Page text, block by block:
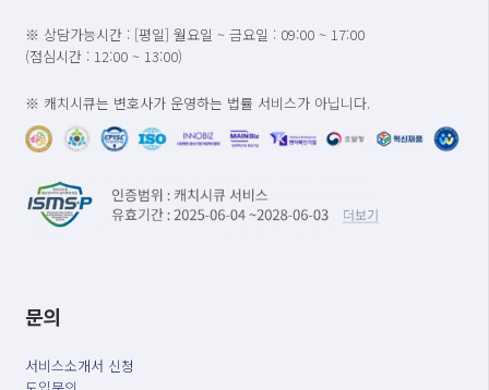
※ 상담가능시간 : [평일] 월요일 ~ 금요일 : 09:00 ~ 17:00
(점심시간 : 12:00 ~ 13:00)
※ 캐치시큐는 변호사가 운영하는 법률 서비스가 아닙니다.
문의
서비스소개서 신청